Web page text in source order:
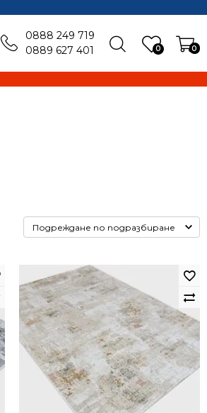
0 0
0888 249 719
0889 627 401